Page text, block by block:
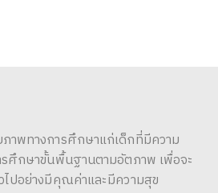
พทางการศึกษาแก่เด็กที่มีความ
ศึกษาขั้นพื้นฐานตามอัตภาพ เพื่อจะ
ไปอย่างมีคุณค่าและมีความสุข